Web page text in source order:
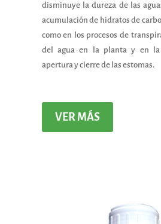
disminuye la dureza de las
acumulación de hidratos de
como en los procesos de
del agua en la planta y en la
apertura y cierre de las estomas.
VER MÁS